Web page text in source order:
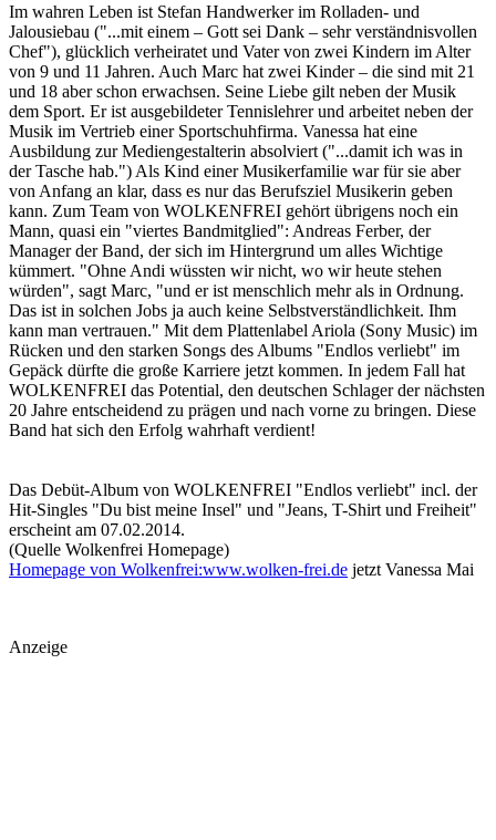
Im wahren Leben ist Stefan Handwerker im Rolladen- und
Jalousiebau ("...mit einem – Gott sei Dank – sehr verständnisvollen
Chef"), glücklich verheiratet und Vater von zwei Kindern im Alter
von 9 und 11 Jahren. Auch Marc hat zwei Kinder – die sind mit 21
und 18 aber schon erwachsen. Seine Liebe gilt neben der Musik
dem Sport. Er ist ausgebildeter Tennislehrer und arbeitet neben der
Musik im Vertrieb einer Sportschuhfirma. Vanessa hat eine
Ausbildung zur Mediengestalterin absolviert ("...damit ich was in
der Tasche hab.") Als Kind einer Musikerfamilie war für sie aber
von Anfang an klar, dass es nur das Berufsziel Musikerin geben
kann. Zum Team von WOLKENFREI gehört übrigens noch ein
Mann, quasi ein "viertes Bandmitglied": Andreas Ferber, der
Manager der Band, der sich im Hintergrund um alles Wichtige
kümmert. "Ohne Andi wüssten wir nicht, wo wir heute stehen
würden", sagt Marc, "und er ist menschlich mehr als in Ordnung.
Das ist in solchen Jobs ja auch keine Selbstverständlichkeit. Ihm
kann man vertrauen." Mit dem Plattenlabel Ariola (Sony Music) im
Rücken und den starken Songs des Albums "Endlos verliebt" im
Gepäck dürfte die große Karriere jetzt kommen. In jedem Fall hat
WOLKENFREI das Potential, den deutschen Schlager der nächsten
20 Jahre entscheidend zu prägen und nach vorne zu bringen. Diese
Band hat sich den Erfolg wahrhaft verdient!
Das Debüt-Album von WOLKENFREI "Endlos verliebt" incl. der
Hit-Singles "Du bist meine Insel" und "Jeans, T-Shirt und Freiheit"
erscheint am 07.02.2014.
(Quelle Wolkenfrei Homepage)
Homepage von Wolkenfrei:www.wolken-frei.de jetzt Vanessa Mai
Anzeige